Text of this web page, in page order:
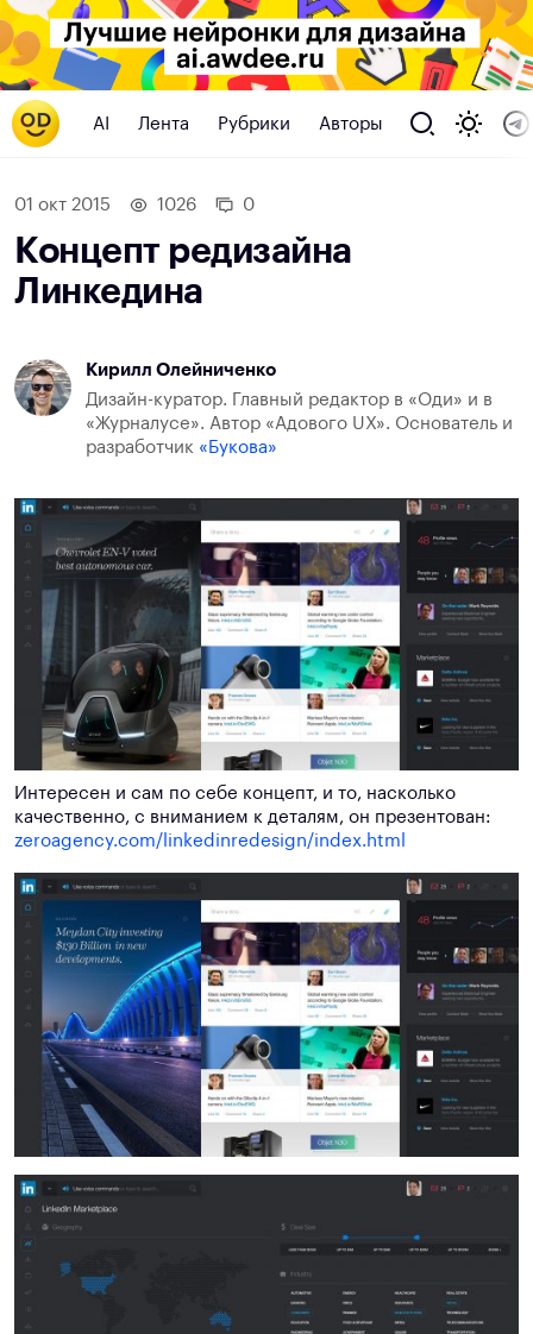
AI Лента Рубрики Авторы
01 окт 2015 1026 0
Концепт редизайна
Линкедина
Кирилл Олейниченко
Дизайн-куратор. Главный редактор в «Оди» и в
«Журналусе». Автор «Адового UX». Основатель и
разработчик «Букова»
Интересен и сам по себе концепт, и то, насколько
качественно, с вниманием к деталям, он презентован:
zeroagency.com/linkedinredesign/index.html